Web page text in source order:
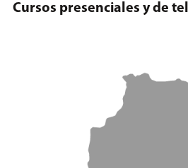
Cursos presenciales y de